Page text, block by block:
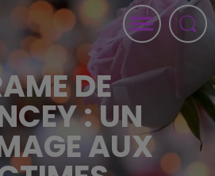
DE
: UN
AUX